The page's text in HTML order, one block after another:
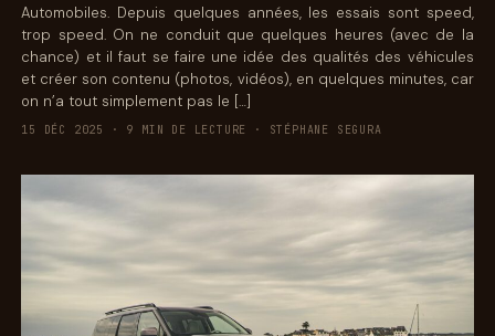
Automobiles. Depuis quelques années, les essais sont speed,
trop speed. On ne conduit que quelques heures (avec de la
chance) et il faut se faire une idée des qualités des véhicules
et créer son contenu (photos, vidéos), en quelques minutes, car
on n’a tout simplement pas le […]
15 DÉC 2025 · 9 MIN DE LECTURE · STÉPHANE SEGURA